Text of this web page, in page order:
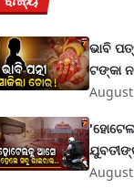
ଭାବି
ଟଙ୍କା